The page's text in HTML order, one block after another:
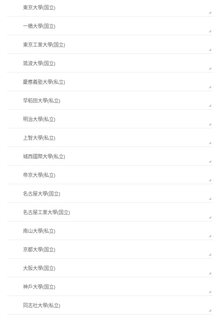
東京大學(国立)
一橋大學(国立)
東京工業大學(国立)
筑波大學(国立)
慶應義塾大學(私立)
早稻田大學(私立)
明治大學(私立)
上智大學(私立)
城西國際大學(私立)
帝京大學(私立)
名古屋大學(国立)
名古屋工業大學(国立)
南山大學(私立)
京都大學(国立)
大阪大學(国立)
神戶大學(国立)
同志社大學(私立)